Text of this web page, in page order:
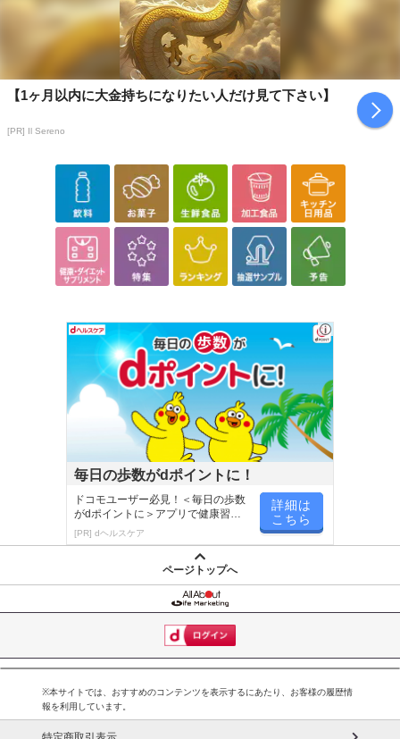
【1ヶ月以内に大金持ちになりたい人だけ見て下さい】
[PR] Il Sereno
毎日の歩数がdポイントに！
ドコモユーザー必見！＜毎日の歩数
がdポイントに＞アプリで健康習慣
が楽しく続く
[PR] dヘルスケア
詳細は
こちら
ページトップへ
※本サイトでは、おすすめのコンテンツを表示するにあたり、お客様の履歴情
報を利用しています。